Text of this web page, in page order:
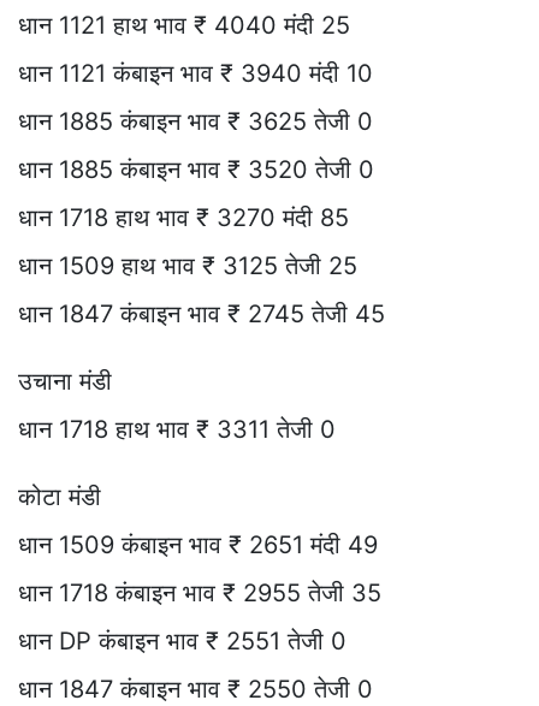
धान 1121 हाथ भाव ₹ 4040 मंदी 25
धान 1121 कंबाइन भाव ₹ 3940 मंदी 10
धान 1885 कंबाइन भाव ₹ 3625 तेजी 0
धान 1885 कंबाइन भाव ₹ 3520 तेजी 0
धान 1718 हाथ भाव ₹ 3270 मंदी 85
धान 1509 हाथ भाव ₹ 3125 तेजी 25
धान 1847 कंबाइन भाव ₹ 2745 तेजी 45
उचाना मंडी
धान 1718 हाथ भाव ₹ 3311 तेजी 0
कोटा मंडी
धान 1509 कंबाइन भाव ₹ 2651 मंदी 49
धान 1718 कंबाइन भाव ₹ 2955 तेजी 35
धान DP कंबाइन भाव ₹ 2551 तेजी 0
धान 1847 कंबाइन भाव ₹ 2550 तेजी 0